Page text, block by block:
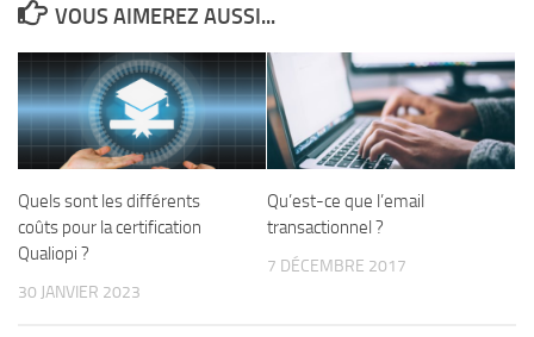
VOUS AIMEREZ AUSSI...
Quels sont les différents
coûts pour la certification
Qualiopi ?
30 JANVIER 2023
Qu’est-ce que l’email
transactionnel ?
7 DÉCEMBRE 2017